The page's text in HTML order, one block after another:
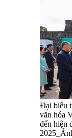
Đại biểu
văn hóa
đến hiện